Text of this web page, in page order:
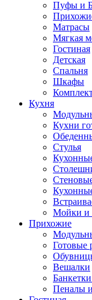
Пуфы и
Матрасы
Мягкая
Гостиная
Детская
Спальня
Шкафы
Кухня
Кухни
Стулья
Мойки и
Прихожие
Готовые
Вешалки
Пеналы